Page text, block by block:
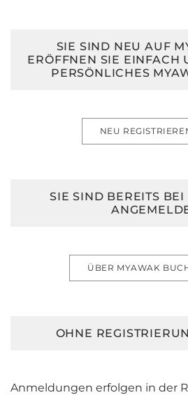
SIE SIND NEU AUF
ERÖFFNEN SIE EINFACH
PERSÖNLICHES
NEU
SIE SIND BEREITS
ÜBER MYAWAK
OHNE
Anmeldungen erfolgen in der